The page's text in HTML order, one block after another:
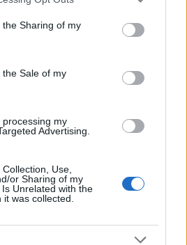
usage behaviour. You may click to
Google and its third-party tags to
purposes in below Google
Sharing of my
Sale of my
my
Advertising.
Use,
or Sharing of my
Unrelated with the
was collected.
zeneszerzőnagyságot
ilyen szempontból különleges
 érvel. A szigeti színpad
szükségesnek tartja,
szempontból egyaránt.
ellentétben  nem érzi jó
tetővel befedjék a
amelynek varázsát a szabad
kockázatával együtt.
Koltaytól. Ezzel persze
hogy saját intézménye élén
lapunknak Hont András.
 az a bajuk, hogy nincs benne
elmondhatja Bánról is.